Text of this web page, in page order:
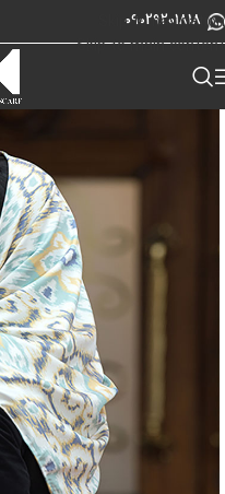
Skip to navigation
Skip to main content
09029201818